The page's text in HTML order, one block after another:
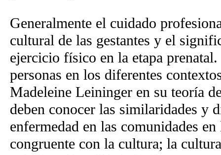
Generalmente el cuidado
cultural de las gestantes y el
ejercicio físico en la etapa
personas en los diferentes
Madeleine Leininger en su teoría
deben conocer las similaridades y
enfermedad en las comunidades
congruente con la cultura; la